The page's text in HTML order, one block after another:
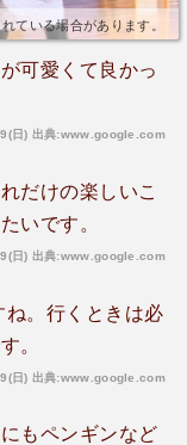
ている場合があります。
可愛くて良かっ
日) 出典:www.google.com
だけの楽しいこ
いです。
日) 出典:www.google.com
。行くときは必
。
日) 出典:www.google.com
もペンギンなど